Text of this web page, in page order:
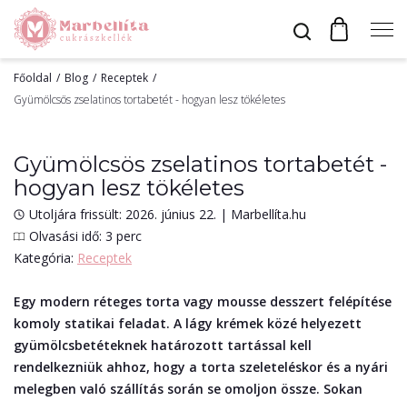
Bevonók
Díszítők
Alapanyagok
Egyéb
Profil
Főoldal Blog
Receptek
Gyümölcsös zselatinos tortabetét - hogyan lesz tökéletes
Gyümölcsös zselatinos tortabetét -
hogyan lesz tökéletes
Utoljára frissült: 2026. június 22. | Marbellíta.hu
Olvasási idő: 3 perc
Kategória: Receptek
Egy modern réteges torta vagy mousse desszert felépítése
komoly statikai feladat. A lágy krémek közé helyezett
gyümölcsbetéteknek határozott tartással kell
rendelkezniük ahhoz, hogy a torta szeleteléskor és a nyári
melegben való szállítás során se omoljon össze. Sokan